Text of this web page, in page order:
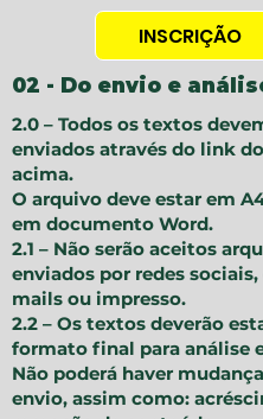
INSCRIÇÃO
02 - Do envio e
2.0 – Todos os textos
enviados através do link
acima.
O arquivo deve estar em
em documento Word.
2.1 – Não serão aceitos
enviados por redes
mails ou impresso.
2.2 – Os textos deverão
formato final para análise
Não poderá haver
envio, assim como: